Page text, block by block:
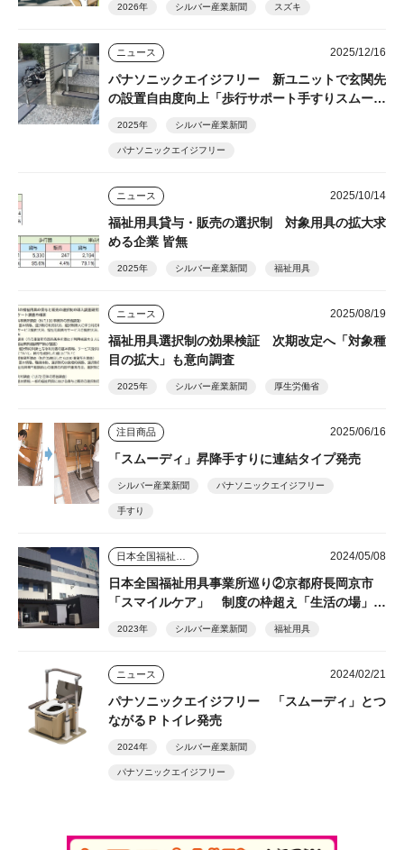
2026年 シルバー産業新聞 スズキ
ニュース 2025/12/16
パナソニックエイジフリー 新ユニットで玄関先
の設置自由度向上「歩行サポート手すりスムーデ
2025年 シルバー産業新聞
パナソニックエイジフリー
ニュース 2025/10/14
福祉用具貸与・販売の選択制 対象用具の拡大求
める企業 皆無
2025年 シルバー産業新聞 福祉用具
ニュース 2025/08/19
福祉用具選択制の効果検証 次期改定へ「対象種
目の拡大」も意向調査
2025年 シルバー産業新聞 厚生労働省
注目商品 2025/06/16
「スムーディ」昇降手すりに連結タイプ発売
シルバー産業新聞 パナソニックエイジフリー
手すり
2024/05/08
日本全国福祉用具事業所巡り②京都府長岡京市
「スマイルケア」 制度の枠超え「生活の場」を
2023年 シルバー産業新聞 福祉用具
ニュース 2024/02/21
パナソニックエイジフリー 「スムーディ」とつ
ながるＰトイレ発売
2024年 シルバー産業新聞
パナソニックエイジフリー